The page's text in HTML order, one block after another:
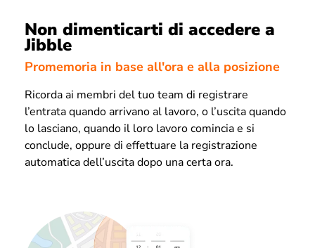
Non dimenticarti di accedere a
Jibble
Promemoria in base all'ora e alla posizione
Ricorda ai membri del tuo team di registrare
l’entrata quando arrivano al lavoro, o l’uscita quando
lo lasciano, quando il loro lavoro comincia e si
conclude, oppure di effettuare la registrazione
automatica dell’uscita dopo una certa ora.